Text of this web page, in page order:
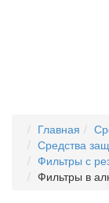
Главная
Средства
Фильтры с
Фильтры в